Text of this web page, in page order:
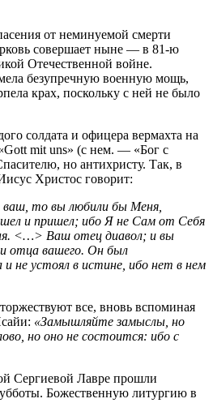
от неминуемой смерти
совершает ныне — в 81-ю
Отечественной войне.
безупречную военную мощь,
крах, поскольку с ней не было
солдата и офицера вермахта на
mit uns» (с нем. — «Бог с
но антихристу. Так, в
Христос говорит:
то вы любили бы Меня,
и пришел; ибо Я не Сам от Себя
<…> Ваш отец диавол; и вы
отца вашего. Он был
и не устоял в истине, ибо нет в нем
все, вновь вспоминая
«Замышляйте замыслы, но
но оно не состоится: ибо с
Сергиевой Лавре прошли
Божественную литургию в